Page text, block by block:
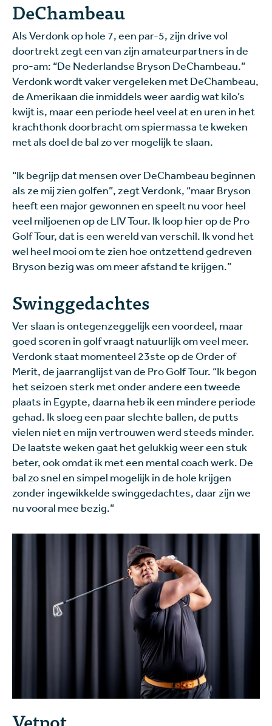
DeChambeau
Als Verdonk op hole 7, een par-5, zijn drive vol
doortrekt zegt een van zijn amateurpartners in de
pro-am: “De Nederlandse Bryson DeChambeau.”
Verdonk wordt vaker vergeleken met DeChambeau,
de Amerikaan die inmiddels weer aardig wat kilo’s
kwijt is, maar een periode heel veel at en uren in het
krachthonk doorbracht om spiermassa te kweken
met als doel de bal zo ver mogelijk te slaan.
“Ik begrijp dat mensen over DeChambeau beginnen
als ze mij zien golfen”, zegt Verdonk, “maar Bryson
heeft een major gewonnen en speelt nu voor heel
veel miljoenen op de LIV Tour. Ik loop hier op de Pro
Golf Tour, dat is een wereld van verschil. Ik vond het
wel heel mooi om te zien hoe ontzettend gedreven
Bryson bezig was om meer afstand te krijgen.”
Swinggedachtes
Ver slaan is ontegenzeggelijk een voordeel, maar
goed scoren in golf vraagt natuurlijk om veel meer.
Verdonk staat momenteel 23ste op de Order of
Merit, de jaarranglijst van de Pro Golf Tour. “Ik begon
het seizoen sterk met onder andere een tweede
plaats in Egypte, daarna heb ik een mindere periode
gehad. Ik sloeg een paar slechte ballen, de putts
vielen niet en mijn vertrouwen werd steeds minder.
De laatste weken gaat het gelukkig weer een stuk
beter, ook omdat ik met een mental coach werk. De
bal zo snel en simpel mogelijk in de hole krijgen
zonder ingewikkelde swinggedachtes, daar zijn we
nu vooral mee bezig.”